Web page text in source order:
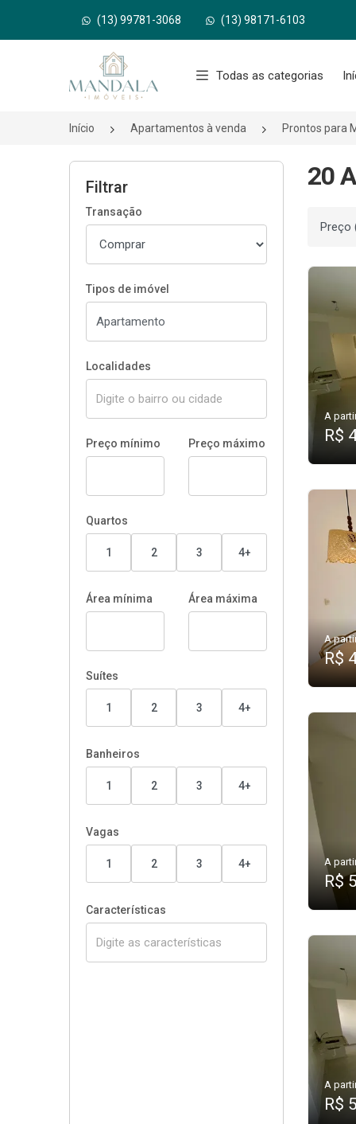
(13) 99781-3068 (13) 98171-6103
Página inicial
Todas as categorias
Início Apartamentos à venda Prontos para
Filtrar
Transação
Tipos de imóvel
Localidades
Preço mínimo Preço máximo
Quartos
1 2 3 4+
Área mínima Área máxima
Suítes
1 2 3 4+
Banheiros
1 2 3 4+
Vagas
1 2 3 4+
Características
20
A
R$
A
R$
A
R$
A
R$